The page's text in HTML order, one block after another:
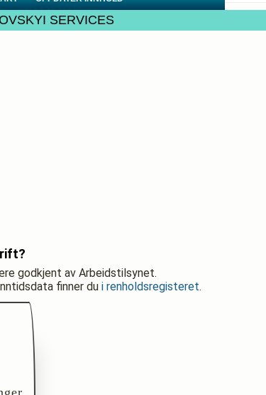
SERVICES
godkjent av Arbeidstilsynet.
finner du i renholdsregisteret.